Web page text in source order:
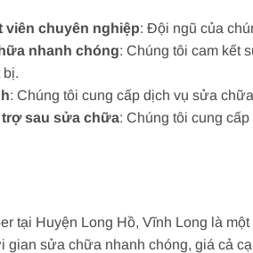
viên chuyên nghiệp: Đội ngũ của
nhanh chóng: Chúng tôi cam kết
bị.
: Chúng tôi cung cấp dịch vụ sửa
sau sửa chữa: Chúng tôi cung
tại Huyện Long Hồ, Vĩnh Long là
gian sửa chữa nhanh chóng, giá cả